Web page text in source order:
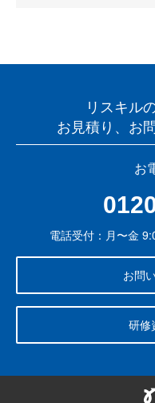
リスキル
お見積り、お
お
電話受付：月〜金
お問
研修